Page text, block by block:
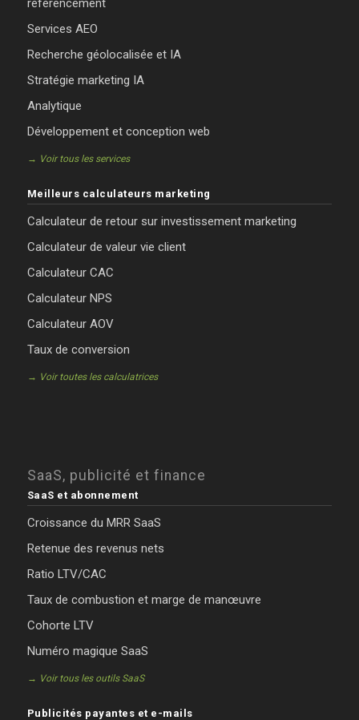
référencement
Services AEO
Recherche géolocalisée et IA
Stratégie marketing IA
Analytique
Développement et conception web
→ Voir tous les services
Meilleurs calculateurs marketing
Calculateur de retour sur investissement marketing
Calculateur de valeur vie client
Calculateur CAC
Calculateur NPS
Calculateur AOV
Taux de conversion
→ Voir toutes les calculatrices
SaaS, publicité et finance
SaaS et abonnement
Croissance du MRR SaaS
Retenue des revenus nets
Ratio LTV/CAC
Taux de combustion et marge de manœuvre
Cohorte LTV
Numéro magique SaaS
→ Voir tous les outils SaaS
Publicités payantes et e-mails